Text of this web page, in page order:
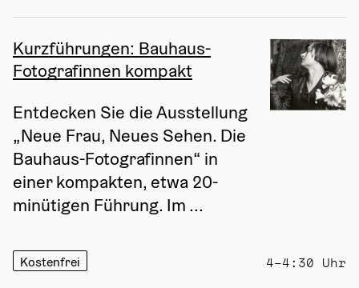
Kurzführungen: Bauhaus-
Fotografinnen kompakt
Entdecken Sie die Ausstellung
„Neue Frau, Neues Sehen. Die
Bauhaus-Fotografinnen“ in
einer kompakten, etwa 20-
minütigen Führung. Im ...
Kostenfrei 4–4:30 Uhr